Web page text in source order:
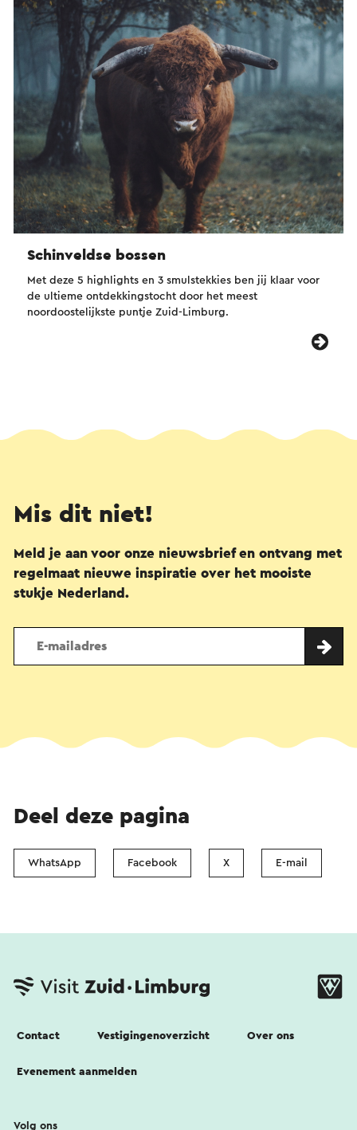
Schinveldse bossen
Met deze 5 highlights en 3 smulstekkies ben jij klaar voor
de ultieme ontdekkingstocht door het meest
noordoostelijkste puntje Zuid-Limburg.
Mis dit niet!
Meld je aan voor onze nieuwsbrief en ontvang met
regelmaat nieuwe inspiratie over het mooiste
stukje Nederland.
Deel deze pagina
WhatsApp Facebook X E-mail
Contact Vestigingenoverzicht Over ons
Evenement aanmelden
Volg ons